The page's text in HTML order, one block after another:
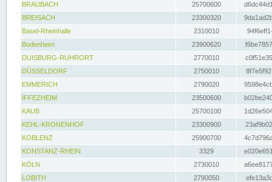
BRAUBACH
25700600
BREISACH
23300320
Basel-Rheinhalle
2310010
Bodenheim
23900620
DUISBURG-RUHRORT
2770010
DÜSSELDORF
2750010
EMMERICH
2790020
IFFEZHEIM
23500600
KAUB
25700100
KEHL-KRONENHOF
23300900
KOBLENZ
25900700
KONSTANZ-RHEIN
3329
KÖLN
2730010
LOBITH
2790050